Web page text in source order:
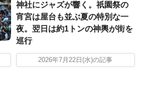
神社にジャズが響く。祇園祭の
宵宮は屋台も並ぶ夏の特別な一
夜。翌日は約1トンの神輿が街を
巡行
2026年7月22日(水)の記事